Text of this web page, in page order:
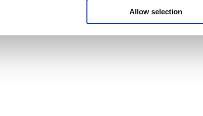
Allow selection
in deze browser voor de volgende keer dat